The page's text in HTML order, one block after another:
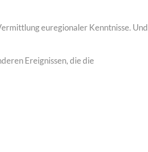
euregionaler Kenntnisse. Und
Ereignissen, die die